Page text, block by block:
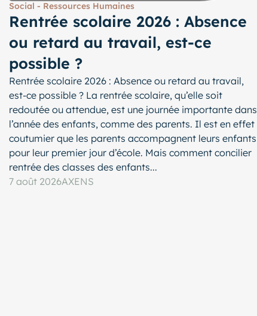
Social - Ressources Humaines
Rentrée scolaire 2026 : Absence
ou retard au travail, est-ce
possible ?
Rentrée scolaire 2026 : Absence ou retard au travail,
est-ce possible ? La rentrée scolaire, qu’elle soit
redoutée ou attendue, est une journée importante dans
l’année des enfants, comme des parents. Il est en effet
coutumier que les parents accompagnent leurs enfants
pour leur premier jour d’école. Mais comment concilier
rentrée des classes des enfants...
7 août 2026AXENS